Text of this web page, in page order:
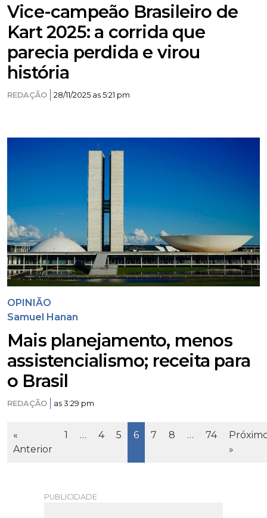
Vice-campeão Brasileiro de
Kart 2025: a corrida que
parecia perdida e virou
história
REDAÇÃO 28/11/2025 as 5:21 pm
OPINIÃO
Samuel Hanan
Mais planejamento, menos
assistencialismo; receita para
o Brasil
REDAÇÃO as 3:29 pm
«
Anterior
Page
1 … Page
4 Page
5 Page
6 Page
7 Page
8 … Page
74
»
PUBLICIDADE